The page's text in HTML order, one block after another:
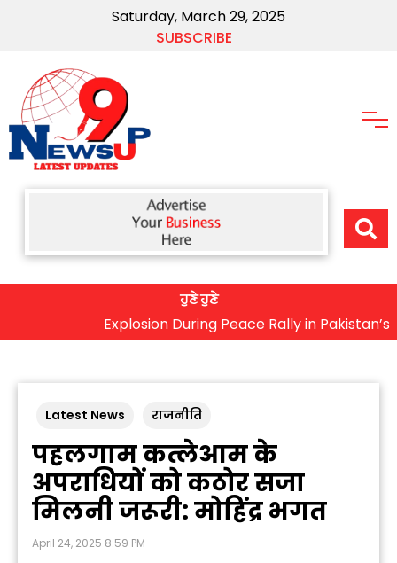
Saturday, March 29, 2025
SUBSCRIBE
ਹੁਣੇ ਹੁਣੇ
Explosion During Peace Rally in Pakistan’s
Latest News राजनीति
पहलगाम कत्लेआम के
अपराधियों को कठोर सजा
मिलनी जरूरी: मोहिंद्र भगत
April 24, 2025 8:59 PM